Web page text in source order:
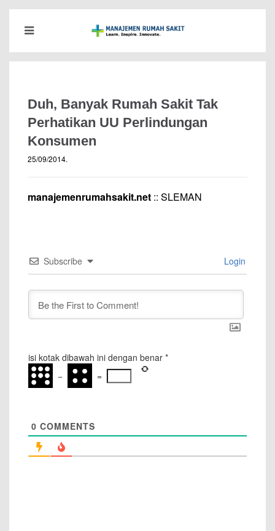
Duh, Banyak Rumah Sakit Tak
Perhatikan UU Perlindungan
Konsumen
25/09/2014.
manajemenrumahsakit.net :: SLEMAN
Subscribe Login
isi kotak dibawah ini dengan benar *
−
=
0 COMMENTS